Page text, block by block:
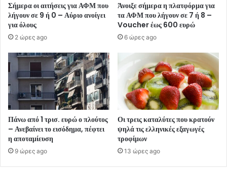
Σήμερα οι αιτήσεις για ΑΦΜ που
λήγουν σε 9 ή 0 – Αύριο ανοίγει
για όλους
2 ώρες ago
Άνοιξε σήμερα η πλατφόρμα για
τα ΑΦΜ που λήγουν σε 7 ή 8 –
Voucher έως 600 ευρώ
6 ώρες ago
Πάνω από 1 τρισ. ευρώ ο πλούτος
– Ανεβαίνει το εισόδημα, πέφτει
η αποταμίευση
9 ώρες ago
Οι τρεις καταλύτες που κρατούν
ψηλά τις ελληνικές εξαγωγές
τροφίμων
13 ώρες ago